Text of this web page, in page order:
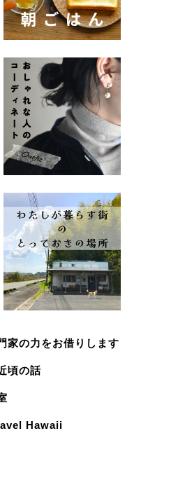
家の力をお借りします
頃の話
Hawaii